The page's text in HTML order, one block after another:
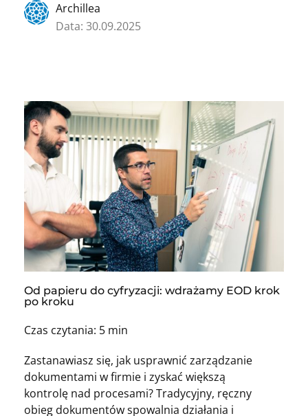
Archillea
Data: 30.09.2025
Od papieru do cyfryzacji: wdrażamy EOD krok
po kroku
Czas czytania: 5 min
Zastanawiasz się, jak usprawnić zarządzanie
dokumentami w firmie i zyskać większą
kontrolę nad procesami? Tradycyjny, ręczny
obieg dokumentów spowalnia działania i